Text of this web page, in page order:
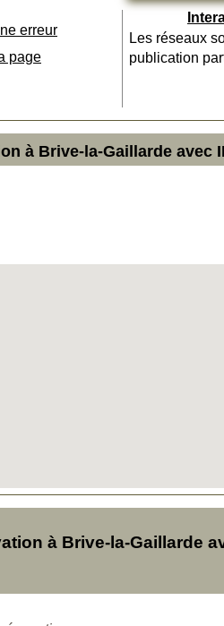
erreur
page
Les réseaux
publication
à Brive-la-Gaillarde avec
à Brive-la-Gaillarde